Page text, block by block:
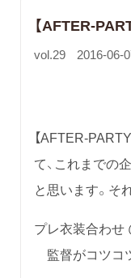
【AFTER-
vol.29 2016-06-
【AFTER-
て、これまでの
と思います。そ
プレ衣装合わせ
監督がコツコ